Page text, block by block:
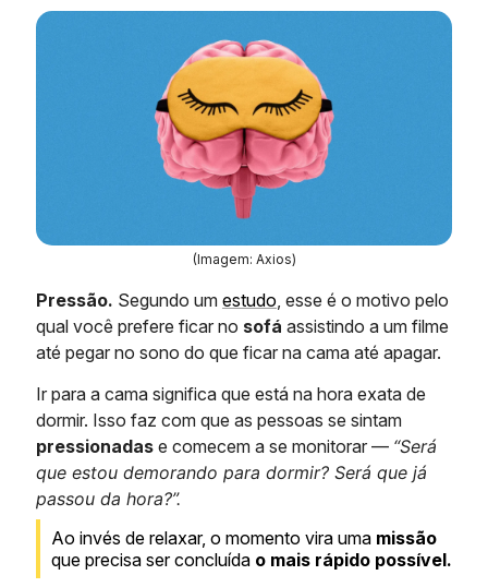
(Imagem: Axios)
Pressão. Segundo um estudo, esse é o motivo pelo
qual você prefere ficar no sofá assistindo a um filme
até pegar no sono do que ficar na cama até apagar.
Ir para a cama significa que está na hora exata de
dormir. Isso faz com que as pessoas se sintam
pressionadas e comecem a se monitorar — “Será
que estou demorando para dormir? Será que já
passou da hora?”.
Ao invés de relaxar, o momento vira uma missão
que precisa ser concluída o mais rápido possível.